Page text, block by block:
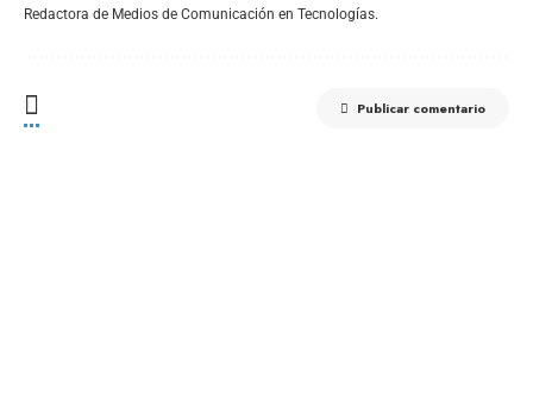
Redactora de Medios de Comunicación en Tecnologías.
Publicar comentario